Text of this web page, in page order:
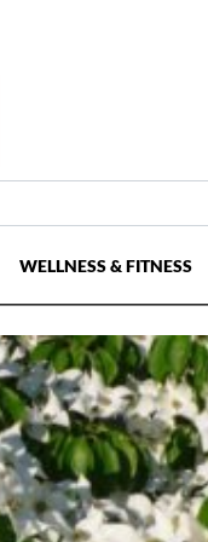
WELLNESS & FITNESS